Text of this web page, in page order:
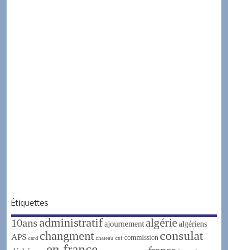
Étiquettes
10ans administratifajournement algériealgériens
APS card changment chateau cnf commission consulat